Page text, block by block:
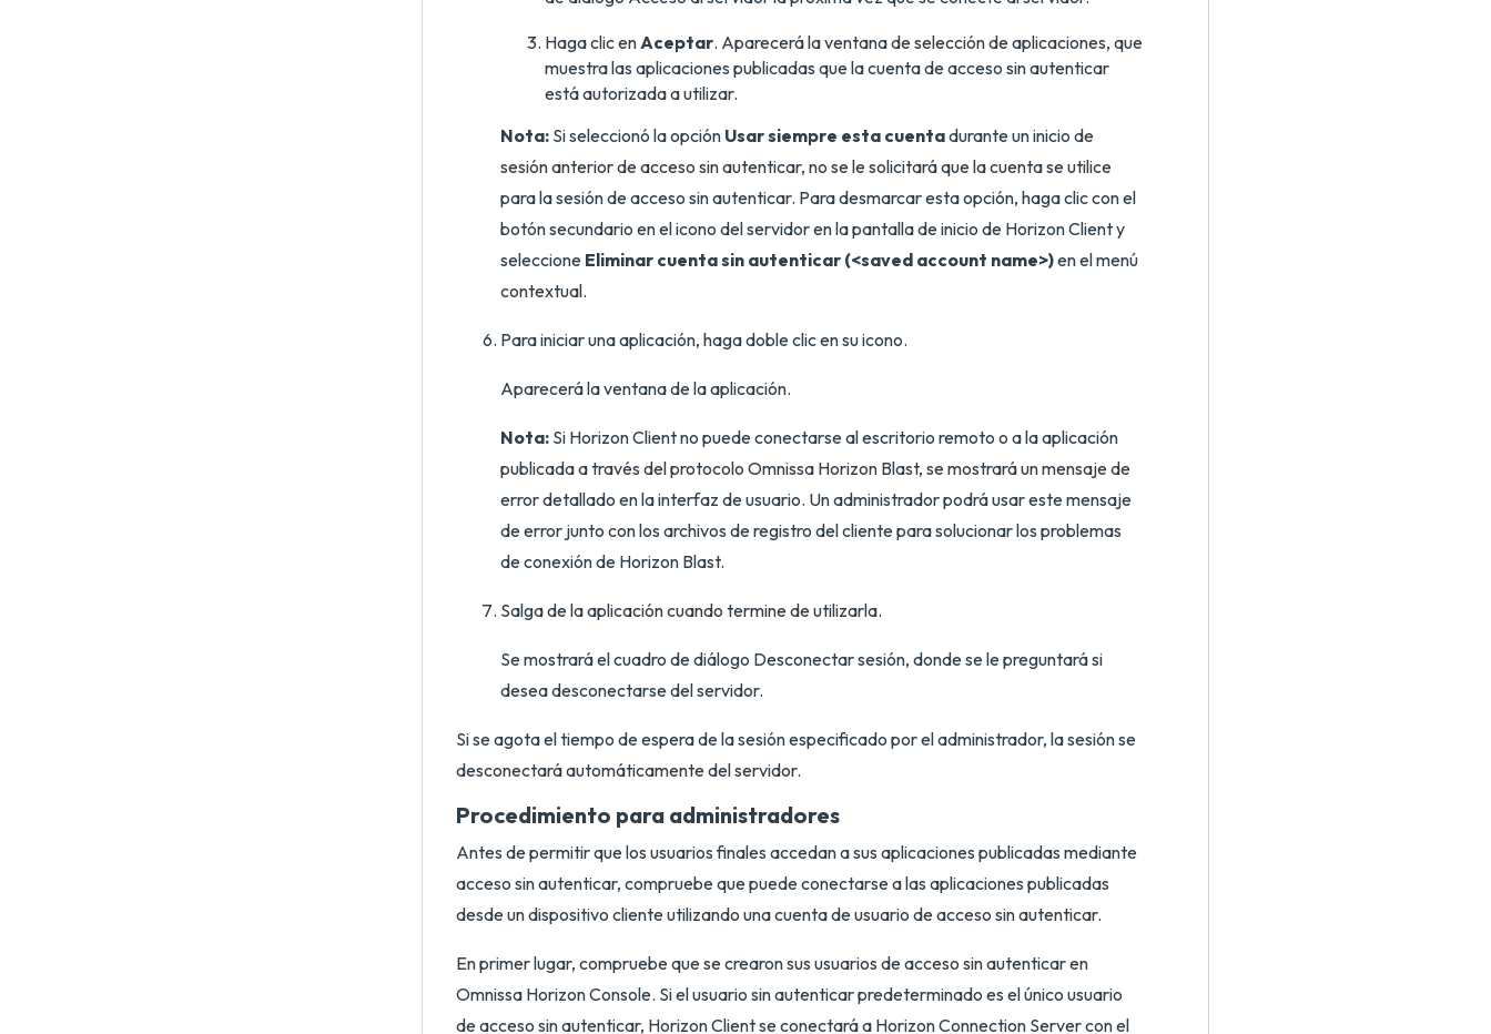
Haga clic enAceptar. Aparecerá la ventana de selección de aplicaciones, que
muestra las aplicaciones publicadas que la cuenta de acceso sin autenticar
está autorizada a utilizar.
Nota: Si seleccionó la opción Usar siempre esta cuentadurante un inicio de
sesión anterior de acceso sin autenticar, no se le solicitará que la cuenta se utilice
para la sesión de acceso sin autenticar. Para desmarcar esta opción, haga clic con el
botón secundario en el icono del servidor en la pantalla de inicio de Horizon Client y
seleccione Eliminar cuenta sin autenticar (<saved account name>)en el menú
contextual.
Para iniciar una aplicación, haga doble clic en su icono.
Aparecerá la ventana de la aplicación.
Nota: Si Horizon Client no puede conectarse al escritorio remoto o a la aplicación
publicada a través del protocolo Omnissa Horizon Blast, se mostrará un mensaje de
error detallado en la interfaz de usuario. Un administrador podrá usar este mensaje
de error junto con los archivos de registro del cliente para solucionar los problemas
de conexión de Horizon Blast.
Salga de la aplicación cuando termine de utilizarla.
Se mostrará el cuadro de diálogo Desconectar sesión, donde se le preguntará si
desea desconectarse del servidor.
Si se agota el tiempo de espera de la sesión especificado por el administrador, la sesión se
desconectará automáticamente del servidor.
Procedimiento para administradores
Antes de permitir que los usuarios finales accedan a sus aplicaciones publicadas mediante
acceso sin autenticar, compruebe que puede conectarse a las aplicaciones publicadas
desde un dispositivo cliente utilizando una cuenta de usuario de acceso sin autenticar.
En primer lugar, compruebe que se crearon sus usuarios de acceso sin autenticar en
Omnissa Horizon Console. Si el usuario sin autenticar predeterminado es el único usuario
de acceso sin autenticar, Horizon Client se conectará a Horizon Connection Server con el